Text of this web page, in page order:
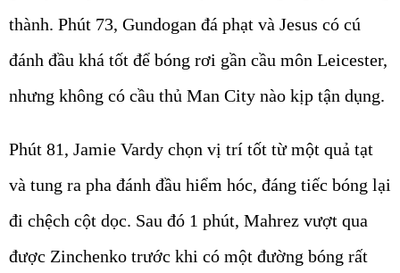
thành. Phút 73, Gundogan đá phạt và Jesus có cú
đánh đầu khá tốt để bóng rơi gần cầu môn Leicester,
nhưng không có cầu thủ Man City nào kịp tận dụng.
Phút 81, Jamie Vardy chọn vị trí tốt từ một quả tạt
và tung ra pha đánh đầu hiểm hóc, đáng tiếc bóng lại
đi chệch cột dọc. Sau đó 1 phút, Mahrez vượt qua
được Zinchenko trước khi có một đường bóng rất